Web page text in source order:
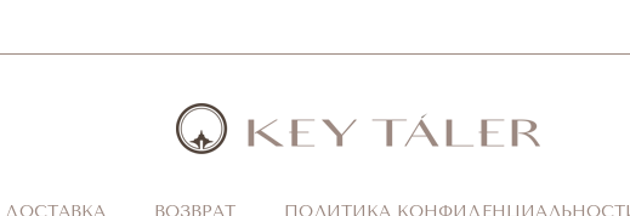
ДОСТАВКА ВОЗВРАТ ПОЛИТИКА